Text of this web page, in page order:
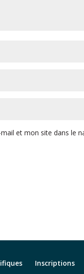
et mon site dans le
Inscriptions